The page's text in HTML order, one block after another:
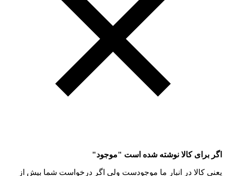
اگر برای کالا نوشته شده است "موجود"
یعنی کالا در انبار ما موجودست ولی اگر درخواست شما بیش از